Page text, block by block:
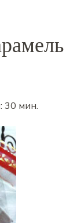
30 мин.